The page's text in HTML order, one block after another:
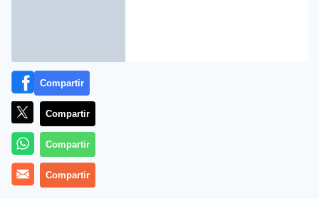
Compartir
Compartir
Compartir
Compartir